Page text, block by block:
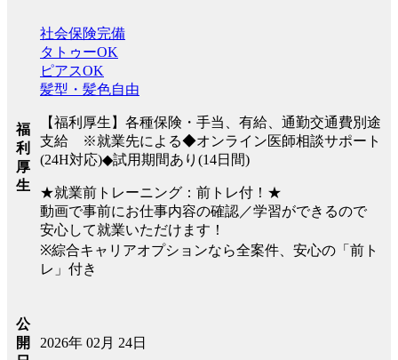
福
利
厚
生
社会保険完備
タトゥーOK
ピアスOK
髪型・髪色自由
【福利厚生】各種保険・手当、有給、通勤交通費別途
支給 ※就業先による◆オンライン医師相談サポート
(24H対応)◆試用期間あり(14日間)
★就業前トレーニング：前トレ付！★
動画で事前にお仕事内容の確認／学習ができるので
安心して就業いただけます！
※綜合キャリアオプションなら全案件、安心の「前ト
レ」付き
公
開
2026年 02月 24日